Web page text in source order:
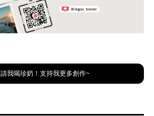
請我喝珍奶！支持我更多創作~